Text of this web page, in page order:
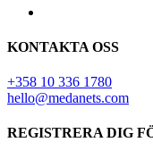
KONTAKTA OSS
+358 10 336 1780
hello@medanets.com
REGISTRERA DIG